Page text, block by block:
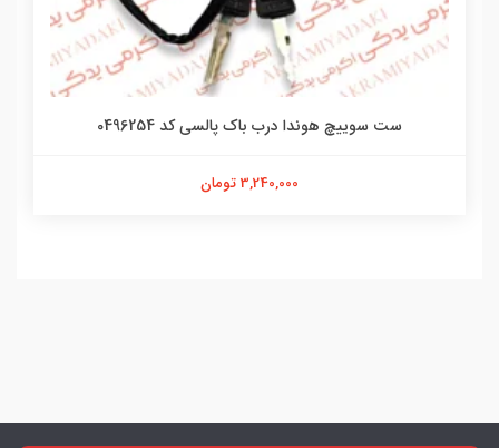
ست سوییچ هوندا درب باک پالسی کد 0496254
3,240,000 تومان